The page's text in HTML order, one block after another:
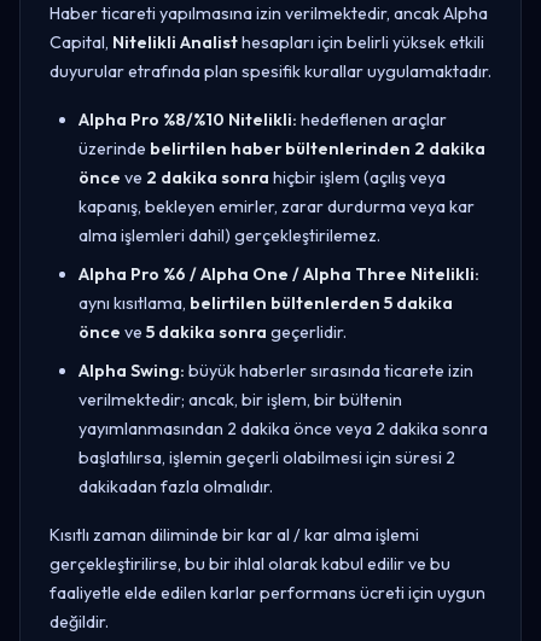
Haber ticareti yapılmasına izin verilmektedir, ancak Alpha
Capital, Nitelikli Analisthesapları için belirli yüksek etkili
duyurular etrafında plan spesifik kurallar uygulamaktadır.
Alpha Pro %8/%10 Nitelikli: hedeflenen araçlar
üzerinde belirtilen haber bültenlerinden 2 dakika
önce ve 2 dakika sonra hiçbir işlem (açılış veya
kapanış, bekleyen emirler, zarar durdurma veya kar
alma işlemleri dahil) gerçekleştirilemez.
Alpha Pro %6 / Alpha One / Alpha Three Nitelikli:
aynı kısıtlama, belirtilen bültenlerden 5 dakika
önce ve 5 dakika sonra geçerlidir.
Alpha Swing: büyük haberler sırasında ticarete izin
verilmektedir; ancak, bir işlem, bir bültenin
yayımlanmasından 2 dakika önce veya 2 dakika sonra
başlatılırsa, işlemin geçerli olabilmesi için süresi 2
dakikadan fazla olmalıdır.
Kısıtlı zaman diliminde bir kar al / kar alma işlemi
gerçekleştirilirse, bu bir ihlal olarak kabul edilir ve bu
faaliyetle elde edilen karlar performans ücreti için uygun
değildir.